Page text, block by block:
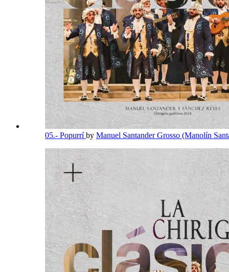
05.- Popurríby Manuel Santander Grosso (Manolín